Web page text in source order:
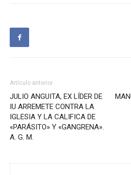
Artículo anterior
JULIO ANGUITA, EX LÍDER DE
IU ARREMETE CONTRA LA
IGLESIA Y LA CALIFICA DE
«PARÁSITO» Y «GANGRENA».
A. G. M.